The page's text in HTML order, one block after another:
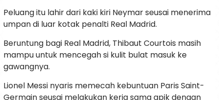
Peluang itu lahir dari kaki kiri Neymar seusai menerima
umpan di luar kotak penalti Real Madrid.
Beruntung bagi Real Madrid, Thibaut Courtois masih
mampu untuk mencegah si kulit bulat masuk ke
gawangnya.
Lionel Messi nyaris memecah kebuntuan Paris Saint-
Germain seusai melakukan kerja sama apik dengan